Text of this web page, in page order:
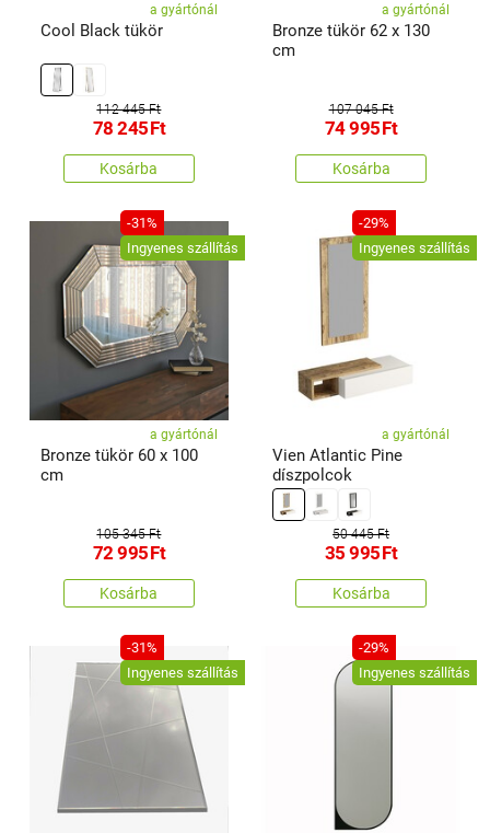
a gyártónál
Cool Black tükör
112 445 Ft
78 245Ft
Kosárba
a gyártónál
Bronze tükör 62 x 130
cm
107 045 Ft
74 995Ft
Kosárba
-31%
Ingyenes szállítás
a gyártónál
Bronze tükör 60 x 100
cm
105 345 Ft
72 995Ft
Kosárba
-29%
Ingyenes szállítás
a gyártónál
Vien Atlantic Pine
díszpolcok
50 445 Ft
35 995Ft
Kosárba
-31%
Ingyenes szállítás
-29%
Ingyenes szállítás